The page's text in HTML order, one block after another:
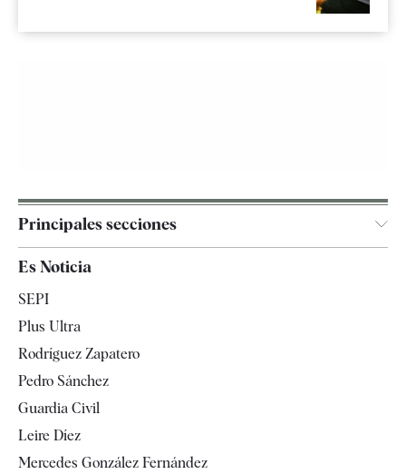
Principales secciones
España
Televisión
Es Noticia
SEPI
Plus Ultra
Rodríguez Zapatero
Pedro Sánchez
Guardia Civil
Leire Díez
Mercedes González Fernández